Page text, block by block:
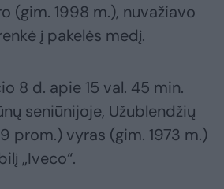
(gim. 1998 m.), nuvažiavo
į pakelės medį.
8 d. apie 15 val. 45 min.
seniūnijoje, Užublendžių
prom.) vyras (gim. 1973 m.)
„Iveco“.